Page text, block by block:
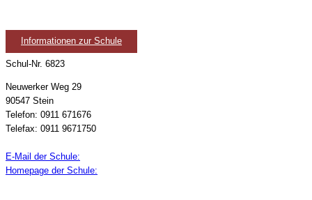
Informationen zur Schule
Schul-Nr. 6823
Neuwerker Weg 29
90547 Stein
Telefon: 0911 671676
Telefax: 0911 9671750
E-Mail der Schule:
Homepage der Schule: